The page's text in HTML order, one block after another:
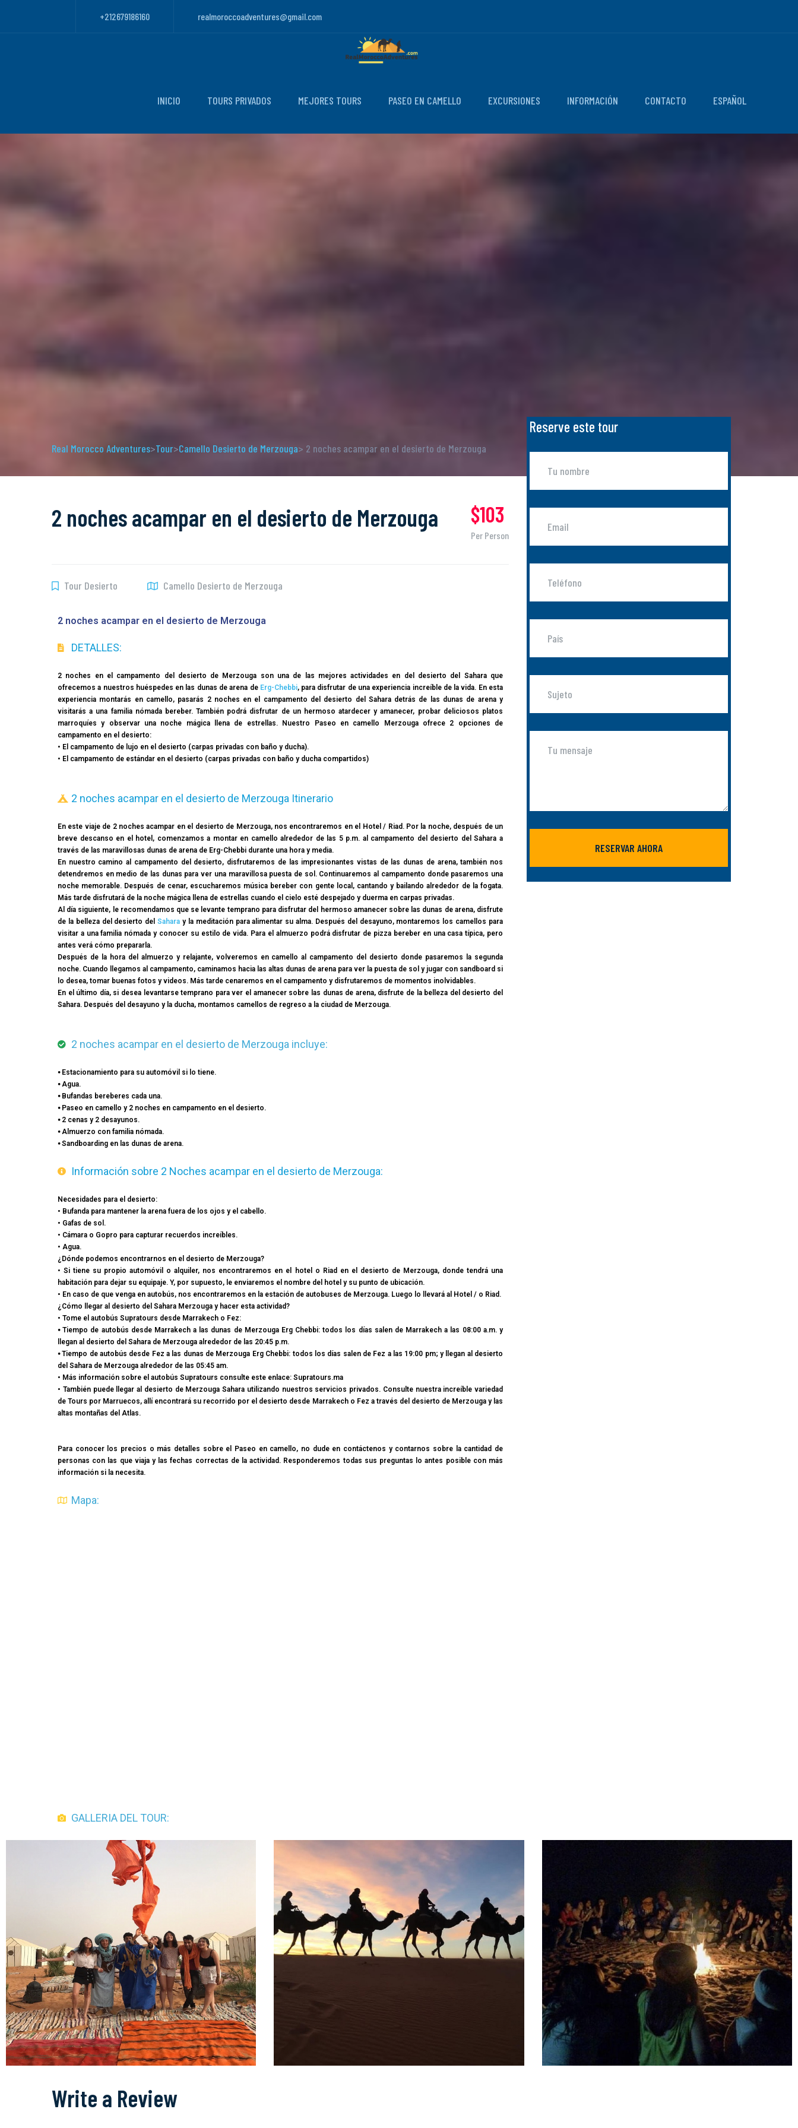
+212679186160 realmoroccoadventures@gmail.com
INICIO TOURS PRIVADOS MEJORES TOURS PASEO EN CAMELLO EXCURSIONES INFORMACIÓN CONTACTO ESPAÑOL
Real Morocco Adventures>Tour>Camello Desierto de Merzouga> 2 noches acampar en el desierto de Merzouga
2 noches acampar en el desierto de Merzouga $103
Per Person
Tour Desierto Camello Desierto de Merzouga
2 noches acampar en el desierto de Merzouga
DETALLES:
2 noches en el campamento del desierto de Merzouga son una de las mejores actividades en del desierto del Sahara que
ofrecemos a nuestros huéspedes en las dunas de arena de Erg-Chebbi, para disfrutar de una experiencia increíble de la vida. En esta
experiencia montarás en camello, pasarás 2 noches en el campamento del desierto del Sahara detrás de las dunas de arena y
visitarás a una familia nómada bereber. También podrá disfrutar de un hermoso atardecer y amanecer, probar deliciosos platos
marroquíes y observar una noche mágica llena de estrellas. Nuestro Paseo en camello Merzouga ofrece 2 opciones de
campamento en el desierto:
• El campamento de lujo en el desierto (carpas privadas con baño y ducha).
• El campamento de estándar en el desierto (carpas privadas con baño y ducha compartidos)
2 noches acampar en el desierto de Merzouga Itinerario
En este viaje de 2 noches acampar en el desierto de Merzouga, nos encontraremos en el Hotel / Riad. Por la noche, después de un
breve descanso en el hotel, comenzamos a montar en camello alrededor de las 5 p.m. al campamento del desierto del Sahara a
través de las maravillosas dunas de arena de Erg-Chebbi durante una hora y media.
En nuestro camino al campamento del desierto, disfrutaremos de las impresionantes vistas de las dunas de arena, también nos
detendremos en medio de las dunas para ver una maravillosa puesta de sol. Continuaremos al campamento donde pasaremos una
noche memorable. Después de cenar, escucharemos música bereber con gente local, cantando y bailando alrededor de la fogata.
Más tarde disfrutará de la noche mágica llena de estrellas cuando el cielo esté despejado y duerma en carpas privadas.
Al día siguiente, le recomendamos que se levante temprano para disfrutar del hermoso amanecer sobre las dunas de arena, disfrute
de la belleza del desierto delSahara y la meditación para alimentar su alma. Después del desayuno, montaremos los camellos para
visitar a una familia nómada y conocer su estilo de vida. Para el almuerzo podrá disfrutar de pizza bereber en una casa típica, pero
antes verá cómo prepararla.
Después de la hora del almuerzo y relajante, volveremos en camello al campamento del desierto donde pasaremos la segunda
noche. Cuando llegamos al campamento, caminamos hacia las altas dunas de arena para ver la puesta de sol y jugar con sandboard si
lo desea, tomar buenas fotos y videos. Más tarde cenaremos en el campamento y disfrutaremos de momentos inolvidables.
En el último día, si desea levantarse temprano para ver el amanecer sobre las dunas de arena, disfrute de la belleza del desierto del
Sahara. Después del desayuno y la ducha, montamos camellos de regreso a la ciudad de Merzouga.
2 noches acampar en el desierto de Merzouga incluye:
⦁ Estacionamiento para su automóvil si lo tiene.
⦁ Agua.
⦁ Bufandas bereberes cada una.
⦁ Paseo en camello y 2 noches en campamento en el desierto.
⦁ 2 cenas y 2 desayunos.
⦁ Almuerzo con familia nómada.
⦁ Sandboarding en las dunas de arena.
Información sobre 2 Noches acampar en el desierto de Merzouga:
Necesidades para el desierto:
• Bufanda para mantener la arena fuera de los ojos y el cabello.
• Gafas de sol.
• Cámara o Gopro para capturar recuerdos increíbles.
• Agua.
¿Dónde podemos encontrarnos en el desierto de Merzouga?
• Si tiene su propio automóvil o alquiler, nos encontraremos en el hotel o Riad en el desierto de Merzouga, donde tendrá una
habitación para dejar su equipaje. Y, por supuesto, le enviaremos el nombre del hotel y su punto de ubicación.
• En caso de que venga en autobús, nos encontraremos en la estación de autobuses de Merzouga. Luego lo llevará al Hotel / o Riad.
¿Cómo llegar al desierto del Sahara Merzouga y hacer esta actividad?
• Tome el autobús Supratours desde Marrakech o Fez:
⦁ Tiempo de autobús desde Marrakech a las dunas de Merzouga Erg Chebbi: todos los días salen de Marrakech a las 08:00 a.m. y
llegan al desierto del Sahara de Merzouga alrededor de las 20:45 p.m.
⦁ Tiempo de autobús desde Fez a las dunas de Merzouga Erg Chebbi: todos los días salen de Fez a las 19:00 pm; y llegan al desierto
del Sahara de Merzouga alrededor de las 05:45 am.
• Más información sobre el autobús Supratours consulte este enlace: Supratours.ma
• También puede llegar al desierto de Merzouga Sahara utilizando nuestros servicios privados. Consulte nuestra increíble variedad
de Tours por Marruecos, allí encontrará su recorrido por el desierto desde Marrakech o Fez a través del desierto de Merzouga y las
altas montañas del Atlas.
Para conocer los precios o más detalles sobre el Paseo en camello, no dude en contáctenos y contarnos sobre la cantidad de
personas con las que viaja y las fechas correctas de la actividad. Responderemos todas sus preguntas lo antes posible con más
información si la necesita.
Mapa:
GALLERIA DEL TOUR:
Write a Review
Reserve este tour